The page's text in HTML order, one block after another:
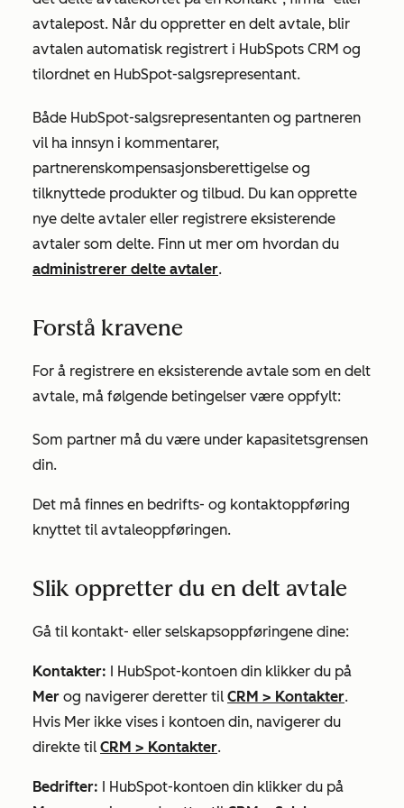
avtalepost. Når du oppretter en delt avtale, blir
avtalen automatisk registrert i HubSpots CRM og
tilordnet en HubSpot-salgsrepresentant.
Både HubSpot-salgsrepresentanten og partneren
vil ha innsyn i kommentarer,
partnerenskompensasjonsberettigelse og
tilknyttede produkter og tilbud. Du kan opprette
nye delte avtaler eller registrere eksisterende
avtaler som delte. Finn ut mer om hvordan du
administrerer delte avtaler.
Forstå kravene
For å registrere en eksisterende avtale som en delt
avtale, må følgende betingelser være oppfylt:
Som partner må du være under kapasitetsgrensen
din.
Det må finnes en bedrifts- og kontaktoppføring
knyttet til avtaleoppføringen.
Slik oppretter du en delt avtale
Gå til kontakt- eller selskapsoppføringene dine:
Kontakter: I HubSpot-kontoen din klikker du på
Mer og navigerer deretter til CRM > Kontakter.
Hvis Mer ikke vises i kontoen din, navigerer du
direkte til CRM > Kontakter.
Bedrifter: I HubSpot-kontoen din klikker du på